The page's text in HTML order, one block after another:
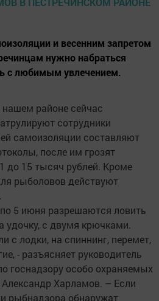
и весенним запретом
нужно набраться
с любимым увлечением.
районе сейчас
сотрудники
самоизоляции составляют
после им грозят
15 тысяч рублей. Кроме
рыболовов действуют
5 июня разрешаются ловить
удочку, с двумя крючками.
с лодки, на спиннинг, перемет,
- разъясняет руководитель
госнадзору особо охраняемых
Харламов. – Если
рыбнадзора обнаружат